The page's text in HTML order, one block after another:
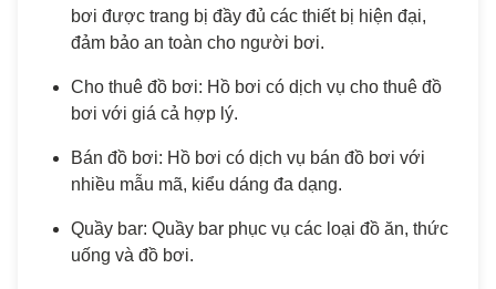
bơi được trang bị đầy đủ các thiết bị hiện đại,
đảm bảo an toàn cho người bơi.
Cho thuê đồ bơi: Hồ bơi có dịch vụ cho thuê đồ
bơi với giá cả hợp lý.
Bán đồ bơi: Hồ bơi có dịch vụ bán đồ bơi với
nhiều mẫu mã, kiểu dáng đa dạng.
Quầy bar: Quầy bar phục vụ các loại đồ ăn, thức
uống và đồ bơi.